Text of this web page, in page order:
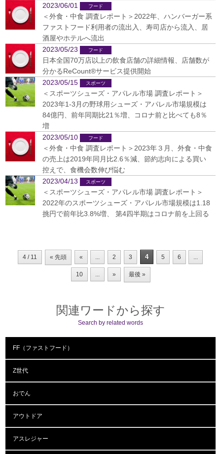
2023/06/01
＜外食・中食 調査レポート＞2022年、ハンバーガー系
ファストフード利用者の流出入、寿司店から流入、居
酒屋やホテルへ流出
2023/05/23
日本全国70万店以上の飲食店舗の詳細情報、店舗数が
分かるReCount®サービス提供開始
2023/05/15
＜スポーツシューズ・アパレル市場 調査レポート＞
2023年1-3月の野球用シューズ・アパレル市場規模は
84億円、前年同期比21％増、コロナ前と比べても8％
増
2023/05/10
＜外食・中食 調査レポート＞2023年３月、外食・中食
の売上は2019年同月比2.6％減、節約志向による買い
控えで、食機会数伸び悩む
2023/04/13
＜スポーツシューズ・アパレル市場 調査レポート＞
2022年のスポーツシューズ・アパレル市場規模は1.18
挑円で前年比3.8%増、 第4四半期はコロナ前を上回る
4 / 11 « 先頭 « ... 2 3 4 5 6 ...
10 ... » 最後 »
関連ワードから探す
Search by related words
FF（ファストフード）
Z世代
おでん
アウトドア
アスレジャー